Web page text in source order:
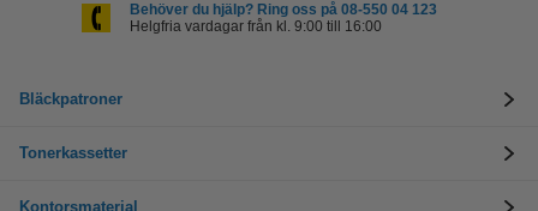
Behöver du hjälp? Ring oss på 08-550 04 123
Helgfria vardagar från kl. 9:00 till 16:00
Bläckpatroner
Tonerkassetter
Kontorsmaterial